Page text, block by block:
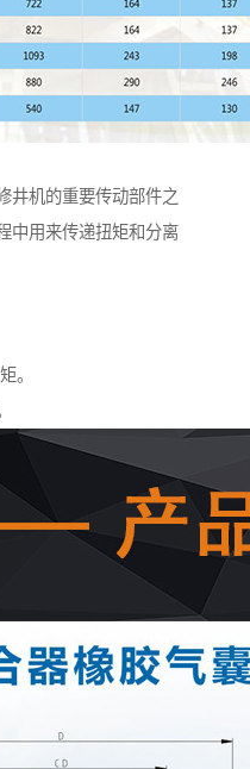
井机的重要传动部件之
中用来传递扭矩和分离
。